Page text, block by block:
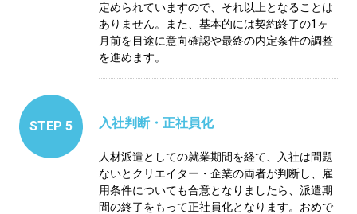
定められていますので、それ以上となることは
ありません。また、基本的には契約終了の1ヶ
月前を目途に意向確認や最終の内定条件の調整
を進めます。
STEP 5 入社判断・正社員化
人材派遣としての就業期間を経て、入社は問題
ないとクリエイター・企業の両者が判断し、雇
用条件についても合意となりましたら、派遣期
間の終了をもって正社員化となります。おめで